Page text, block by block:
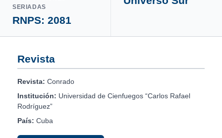
SERIADAS
RNPS: 2081
Revista
Revista: Conrado
Institución: Universidad de Cienfuegos “Carlos Rafael
Rodríguez”
País: Cuba